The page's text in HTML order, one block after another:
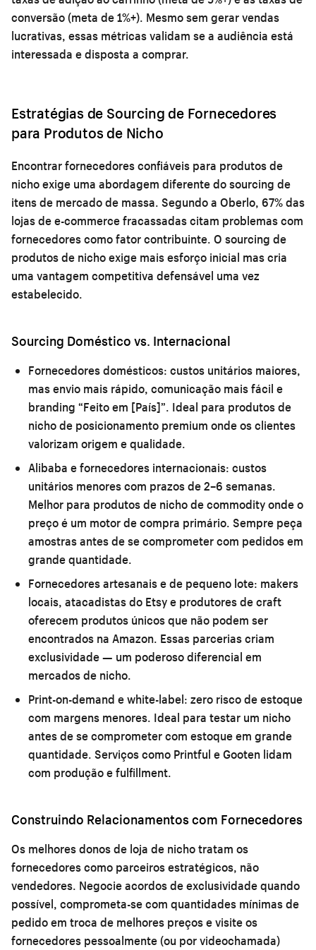
conversão (meta de 1%+). Mesmo sem gerar vendas
lucrativas, essas métricas validam se a audiência está
interessada e disposta a comprar.
Estratégias de Sourcing de Fornecedores
para Produtos de Nicho
Encontrar fornecedores confiáveis para produtos de
nicho exige uma abordagem diferente do sourcing de
itens de mercado de massa. Segundo a Oberlo, 67% das
lojas de e-commerce fracassadas citam problemas com
fornecedores como fator contribuinte. O sourcing de
produtos de nicho exige mais esforço inicial mas cria
uma vantagem competitiva defensável uma vez
estabelecido.
Sourcing Doméstico vs. Internacional
Fornecedores domésticos: custos unitários maiores,
mas envio mais rápido, comunicação mais fácil e
branding “Feito em [País]”. Ideal para produtos de
nicho de posicionamento premium onde os clientes
valorizam origem e qualidade.
Alibaba e fornecedores internacionais: custos
unitários menores com prazos de 2–6 semanas.
Melhor para produtos de nicho de commodity onde o
preço é um motor de compra primário. Sempre peça
amostras antes de se comprometer com pedidos em
grande quantidade.
Fornecedores artesanais e de pequeno lote: makers
locais, atacadistas do Etsy e produtores de craft
oferecem produtos únicos que não podem ser
encontrados na Amazon. Essas parcerias criam
exclusividade — um poderoso diferencial em
mercados de nicho.
Print-on-demand e white-label: zero risco de estoque
com margens menores. Ideal para testar um nicho
antes de se comprometer com estoque em grande
quantidade. Serviços como Printful e Gooten lidam
com produção e fulfillment.
Construindo Relacionamentos com Fornecedores
Os melhores donos de loja de nicho tratam os
fornecedores como parceiros estratégicos, não
vendedores. Negocie acordos de exclusividade quando
possível, comprometa-se com quantidades mínimas de
pedido em troca de melhores preços e visite os
fornecedores pessoalmente (ou por videochamada)